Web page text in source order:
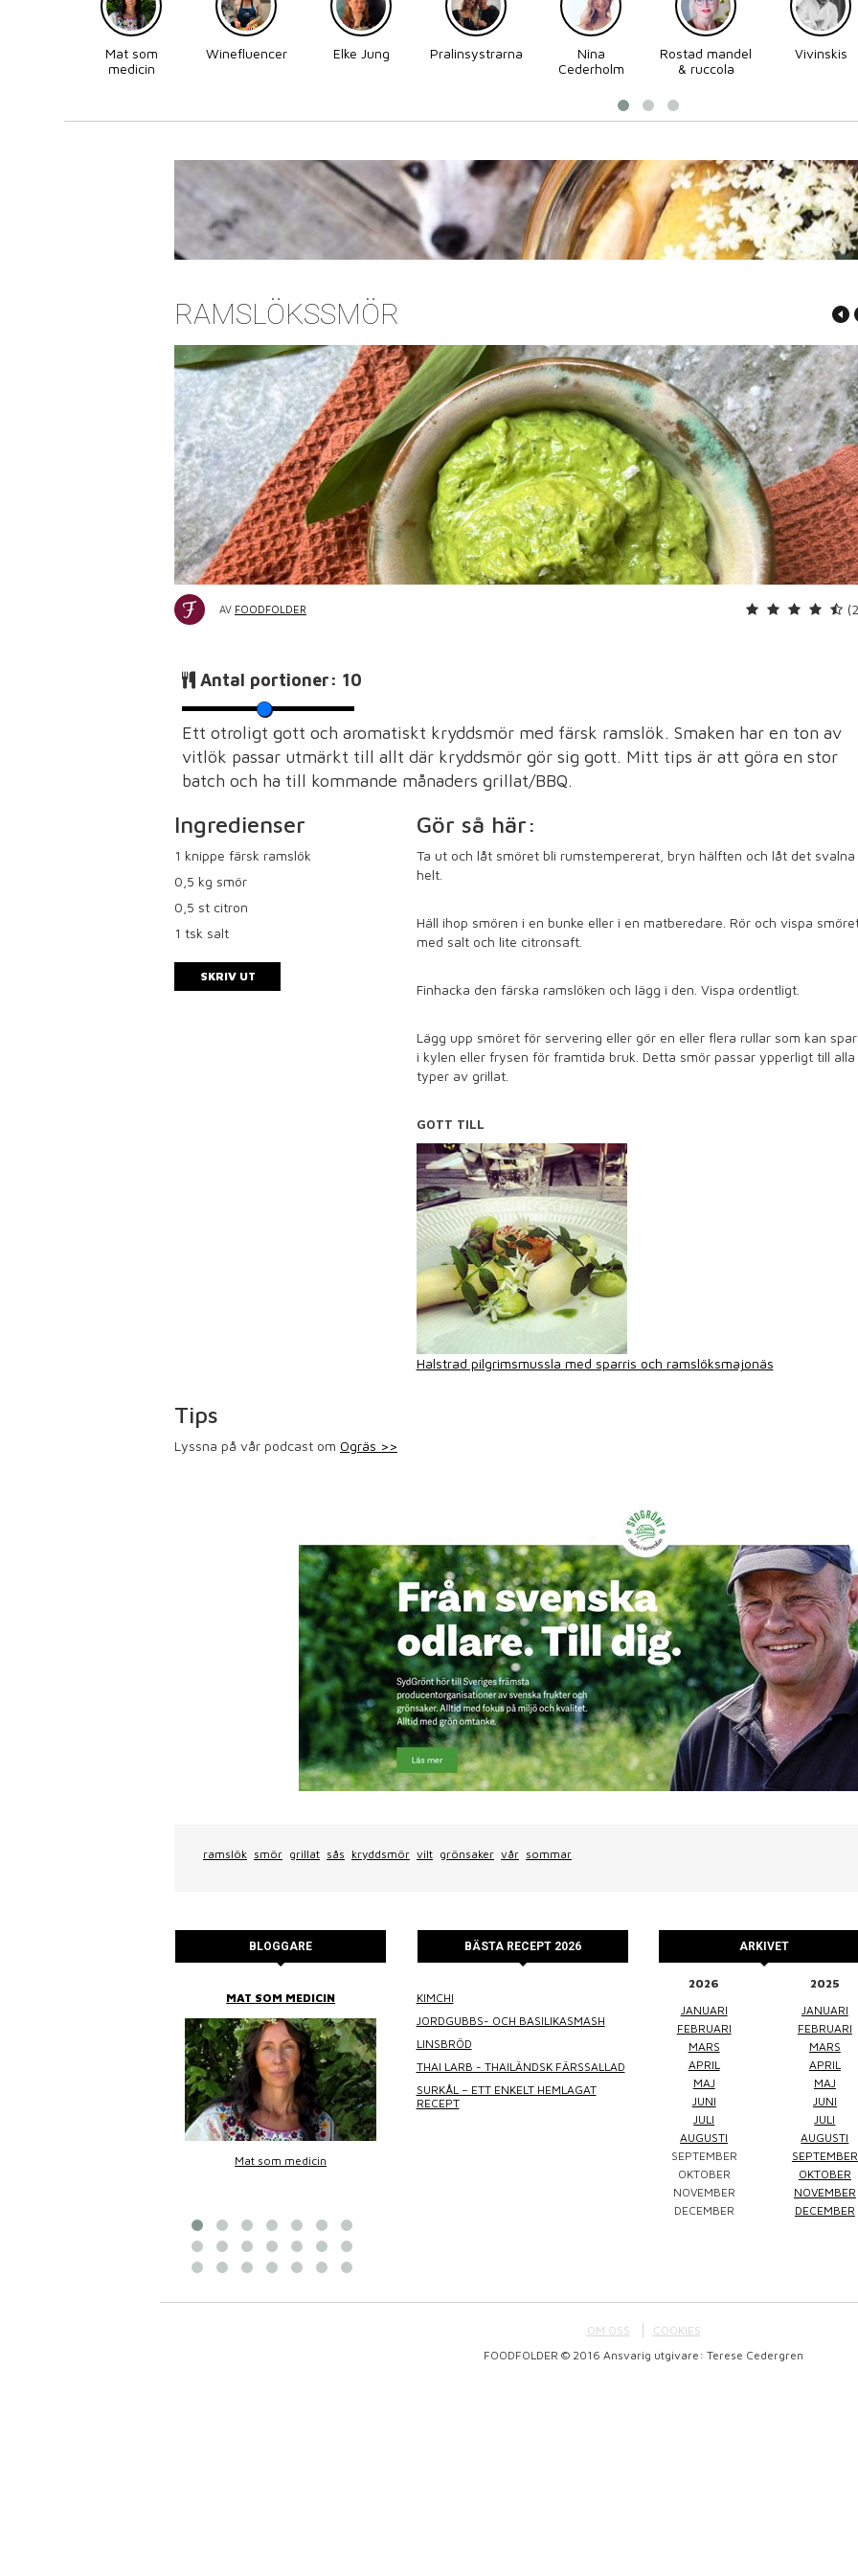
Mat som
medicin
Winefluencer Elke Jung Pralinsystrarna
Nina
Cederholm
Rostad mandel
& ruccola
Vivinskis
RAMSLÖKSSMÖR
AV FOODFOLDER
Antal portioner: 10
Ett otroligt gott och aromatiskt kryddsmör med färsk ramslök. Smaken har en ton av
vitlök passar utmärkt till allt där kryddsmör gör sig gott. Mitt tips är att göra en stor
batch och ha till kommande månaders grillat/BBQ.
Ingredienser
1 knippe färsk ramslök
0,5 kg smör
0,5 st citron
1 tsk salt
SKRIV UT
Gör så här:
Ta ut och låt smöret bli rumstempererat, bryn hälften och låt det svalna
helt.
Häll ihop smören i en bunke eller i en matberedare. Rör och vispa
med salt och lite citronsaft.
Finhacka den färska ramslöken och lägg i den. Vispa ordentligt.
Lägg upp smöret för servering eller gör en eller flera rullar som kan
i kylen eller frysen för framtida bruk. Detta smör passar ypperligt till alla
typer av grillat.
GOTT TILL
Halstrad pilgrimsmussla med sparris och ramslöksmajonäs
Tips
Lyssna på vår podcast om Ogräs >>
ramslök smör grillat sås kryddsmör vilt grönsaker vår sommar
BLOGGARE
MAT SOM MEDICIN
Mat som medicin
WINEFLUENCER
Elke Jung
BÄSTA RECEPT 2026
KIMCHI
JORDGUBBS- OCH BASILIKASMASH
LINSBRÖD
THAI LARB - THAILÄNDSK FÄRSSALLAD
SURKÅL – ETT ENKELT HEMLAGAT
RECEPT
ARKIVET
2026
JANUARI
FEBRUARI
MARS
APRIL
MAJ
JUNI
JULI
AUGUSTI
SEPTEMBER
OKTOBER
NOVEMBER
DECEMBER
2025
JANUARI
FEBRUARI
MARS
APRIL
MAJ
JUNI
JULI
AUGUSTI
SEPTEMBER
OKTOBER
NOVEMBER
DECEMBER
OM OSS
COOKIES
FOODFOLDER © 2016 Ansvarig utgivare: Terese Cedergren